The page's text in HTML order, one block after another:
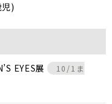
)
EYES展
10/1ま